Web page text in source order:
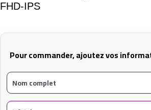
FHD-IPS
Pour commander, ajoutez vos